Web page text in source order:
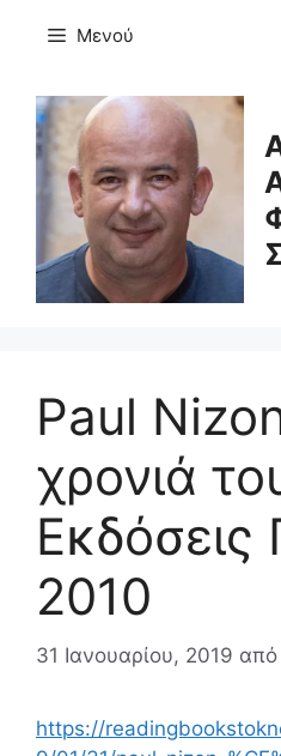
Μενού
Paul
χρονιά
2010
31 Ιανουαρίου, 2019 από
https://